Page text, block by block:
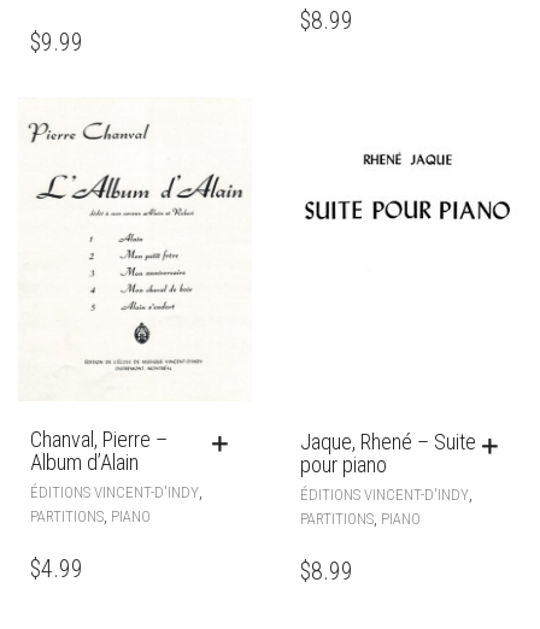
$9.99
$8.99
Chanval, Pierre –
Album d’Alain
ÉDITIONS VINCENT-D'INDY,
PARTITIONS, PIANO
$4.99
Jaque, Rhené – Suite
pour piano
ÉDITIONS VINCENT-D'INDY
PARTITIONS PIANO
$8.99